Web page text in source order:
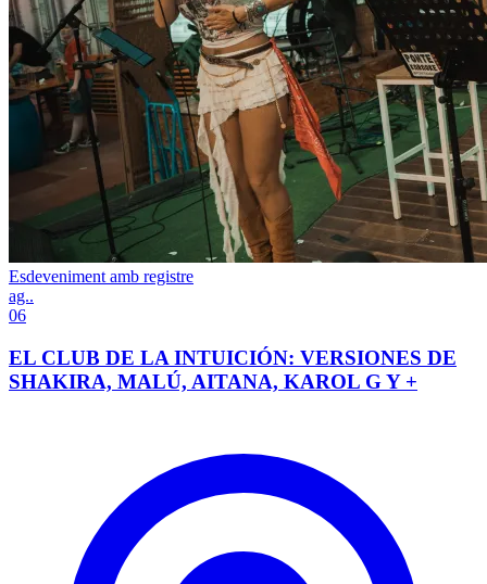
Esdeveniment amb registre
ag..
06
EL CLUB DE LA INTUICIÓN: VERSIONES DE
SHAKIRA, MALÚ, AITANA, KAROL G Y +